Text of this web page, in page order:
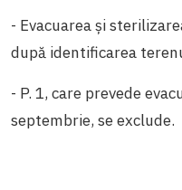
- Evacuarea și
după identificarea
- P. 1, care prevede
septembrie, se exclude.